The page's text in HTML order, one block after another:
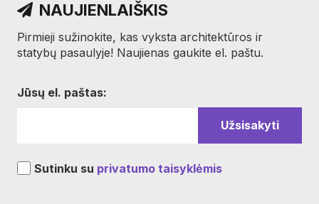
NAUJIENLAIŠKIS
Pirmieji sužinokite, kas vyksta architektūros ir
statybų pasaulyje! Naujienas gaukite el. paštu.
Jūsų el. paštas:
Sutinku su privatumo taisyklėmis